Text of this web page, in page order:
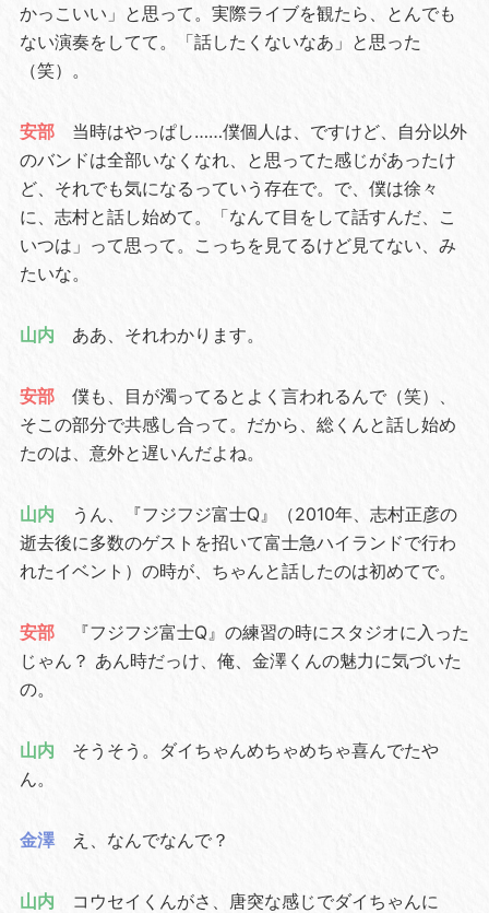
かっこいい」と思って。実際ライブを観たら、とんでも
ない演奏をしてて。「話したくないなあ」と思った
（笑）。
安部
当時はやっぱし……僕個人は、ですけど、自分以外
のバンドは全部いなくなれ、と思ってた感じがあったけ
ど、それでも気になるっていう存在で。で、僕は徐々
に、志村と話し始めて。「なんて目をして話すんだ、こ
いつは」って思って。こっちを見てるけど見てない、み
たいな。
山内 ああ、それわかります。
安部
僕も、目が濁ってるとよく言われるんで（笑）、
そこの部分で共感し合って。だから、総くんと話し始め
たのは、意外と遅いんだよね。
山内
うん、『フジフジ富士Q』（2010年、志村正彦の
逝去後に多数のゲストを招いて富士急ハイランドで行わ
れたイベント）の時が、ちゃんと話したのは初めてで。
安部
『フジフジ富士Q』の練習の時にスタジオに入った
じゃん？ あん時だっけ、俺、金澤くんの魅力に気づいた
の。
山内
そうそう。ダイちゃんめちゃめちゃ喜んでたや
ん。
金澤 え、なんでなんで？
山内
コウセイくんがさ、唐突な感じでダイちゃんに